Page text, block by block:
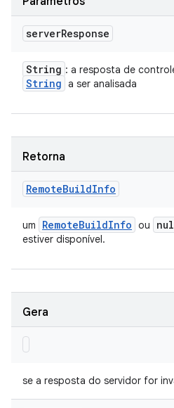
serverResponse
String : a resposta de
String a ser analisada
Retorna
RemoteBuildInfo
um RemoteBuildInfo ou
estiver disponível.
Gera
se a resposta do servidor for